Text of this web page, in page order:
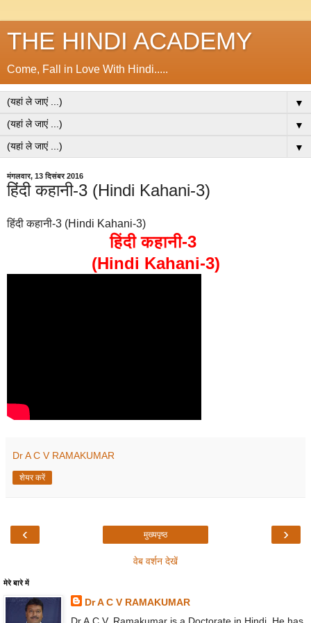
THE HINDI ACADEMY
Come, Fall in Love With Hindi.....
▼
▼
▼
मंगलवार, 13 दिसंबर 2016
हिंदी कहानी-3 (Hindi Kahani-3)
हिंदी कहानी-3 (Hindi Kahani-3)
हिंदी कहानी-3
(Hindi Kahani-3)
Dr A C V RAMAKUMAR
शेयर करें
‹ ›
मुख्यपृष्ठ
वेब वर्शन देखें
मेरे बारे में
Dr A C V RAMAKUMAR